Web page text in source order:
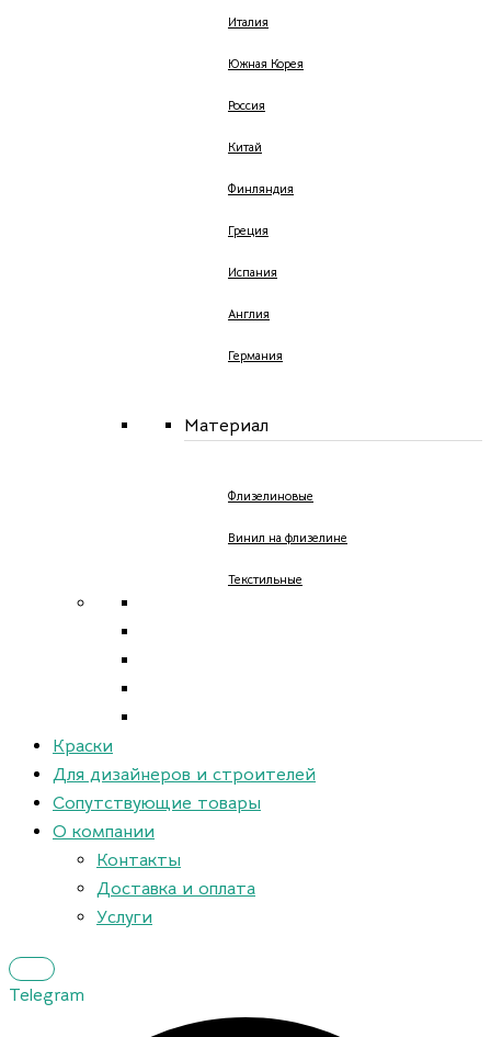
Италия
Южная Корея
Россия
Китай
Финляндия
Греция
Испания
Англия
Германия
Материал
Флизелиновые
Винил на флизелине
Текстильные
Краски
Для дизайнеров и строителей
Сопутствующие товары
О компании
Контакты
Доставка и оплата
Услуги
Telegram